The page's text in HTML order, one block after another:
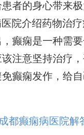
者的身心带来极
院介绍药物治
癫痫是一种需
注意坚持治疗
癫痫发作，给
成都癫痫病医院解